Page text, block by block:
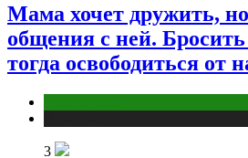
Мама хочет дружить,
общения с ней.
тогда освободиться от
3